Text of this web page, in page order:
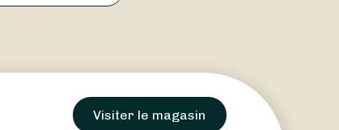
Visiter le magasin